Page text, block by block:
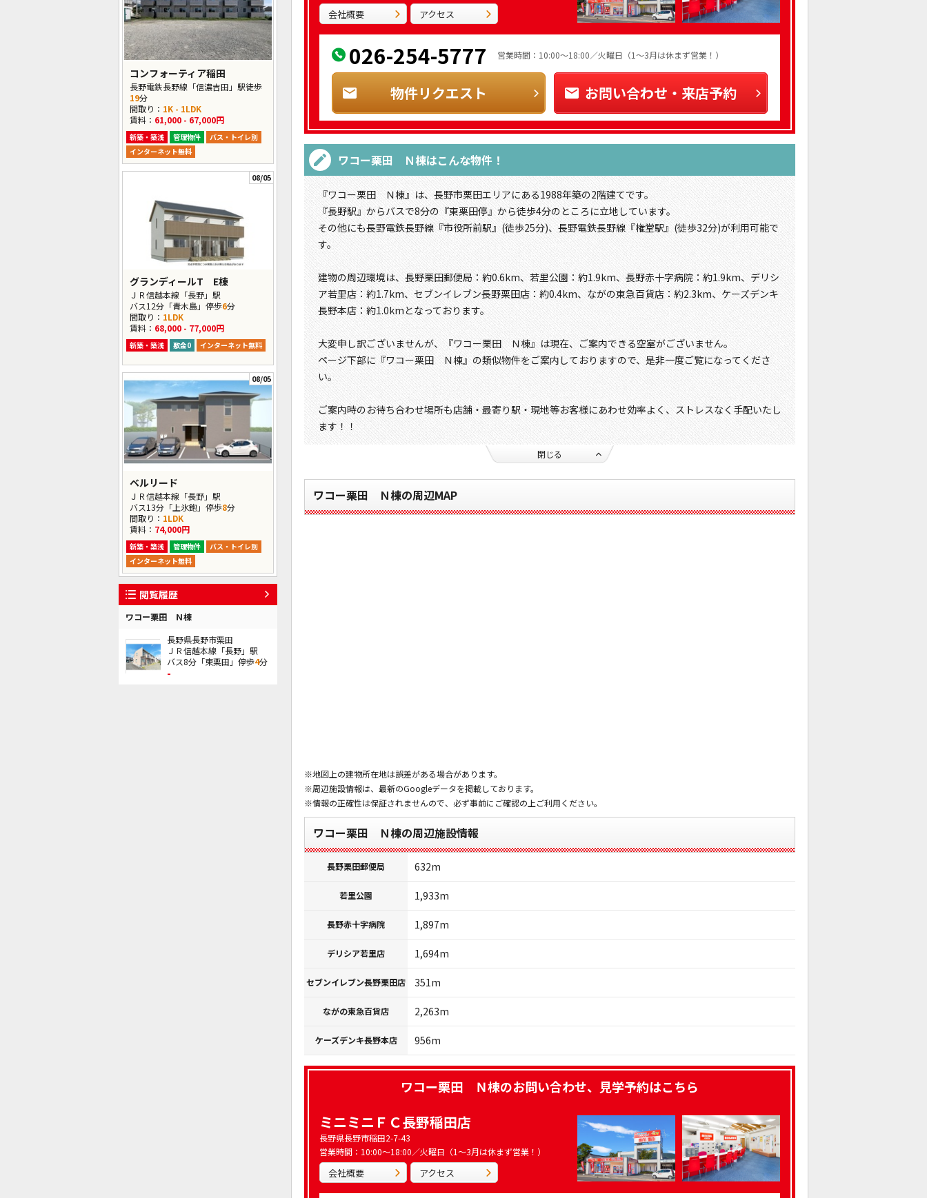
コンフォーティア稲田
長野電鉄長野線「信濃吉田」駅徒歩
19分
間取り： 1K - 1LDK
賃料： 61,000 - 67,000円
新築・築浅 管理物件
バス・トイレ別
インターネット無料
08/05
グランディールT E棟
ＪＲ信越本線「長野」駅
バス12分「青木島」停歩6分
間取り： 1LDK
賃料： 68,000 - 77,000円
新築・築浅 敷金0 インターネット無料
08/05
ベルリード
ＪＲ信越本線「長野」駅
バス13分「上氷鉋」停歩8分
間取り： 1LDK
賃料： 74,000円
新築・築浅 管理物件
バス・トイレ別
インターネット無料
閲覧履歴
ワコー栗田 Ｎ棟
長野県長野市栗田
ＪＲ信越本線「長野」駅
バス8分「東栗田」停歩4分
-
会社概要 アクセス
026-254-5777 営業時間：10:00～18:00／火曜日（1～3月は休まず営業！）
物件リクエスト お問い合わせ・来店予約
ワコー栗田 Ｎ棟はこんな物件！
『ワコー栗田 Ｎ棟』は、長野市栗田エリアにある1988年築の2階建てです。
『長野駅』からバスで8分の『東栗田停』から徒歩4分のところに立地しています。
その他にも長野電鉄長野線『市役所前駅』(徒歩25分)、長野電鉄長野線『権堂駅』(徒歩32分)が利用可能で
す。
建物の周辺環境は、長野栗田郵便局：約0.6km、若里公園：約1.9km、長野赤十字病院：約1.9km、デリシ
ア若里店：約1.7km、セブンイレブン長野栗田店：約0.4km、ながの東急百貨店：約2.3km、ケーズデンキ
長野本店：約1.0kmとなっております。
大変申し訳ございませんが、『ワコー栗田 Ｎ棟』は現在、ご案内できる空室がございません。
ページ下部に『ワコー栗田 Ｎ棟』の類似物件をご案内しておりますので、是非一度ご覧になってくださ
い。
ご案内時のお待ち合わせ場所も店舗・最寄り駅・現地等お客様にあわせ効率よく、ストレスなく手配いたし
ます！！
閉じる
ワコー栗田 Ｎ棟の周辺MAP
※地図上の建物所在地は誤差がある場合があります。
※周辺施設情報は、最新のGoogleデータを掲載しております。
※情報の正確性は保証されませんので、必ず事前にご確認の上ご利用ください。
ワコー栗田 Ｎ棟の周辺施設情報
長野栗田郵便局 632m
若里公園 1,933m
長野赤十字病院 1,897m
デリシア若里店 1,694m
セブンイレブン長野栗田店 351m
ながの東急百貨店 2,263m
ケーズデンキ長野本店 956m
ワコー栗田 Ｎ棟のお問い合わせ、見学予約はこちら
ミニミニＦＣ長野稲田店
長野県長野市稲田2-7-43
営業時間：10:00～18:00／火曜日（1～3月は休まず営業！）
会社概要 アクセス